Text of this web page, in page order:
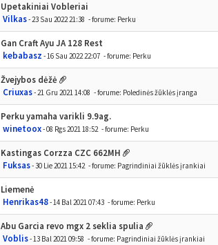
Upetakiniai Vobleriai
Vilkas- 23 Sau 2022 21:38 - forume: Perku
Gan Craft Ayu JA 128 Rest
kebabasz - 16 Sau 2022 22:07 - forume: Perku
Žvejybos dėžė
Criuxas- 21 Gru 2021 14:08 - forume: Poledinės žūklės įranga
Perku yamaha varikli 9.9ag.
winetoox- 08 Rgs 2021 18:52 - forume: Perku
Kastingas Corzza CZC 662MH
Fuksas- 30 Lie 2021 15:42 - forume: Pagrindiniai žūklės įrankiai
Liemenė
Henrikas48- 14 Bal 2021 07:43 - forume: Perku
Abu Garcia revo mgx 2 seklia spulia
Voblis- 13 Bal 2021 09:58 - forume: Pagrindiniai žūklės įrankiai